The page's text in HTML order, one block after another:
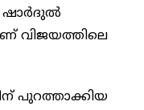
ഷാർദുൽ
വിജയത്തിലെ
പുറത്താക്കിയ